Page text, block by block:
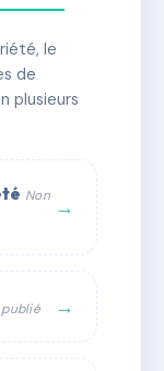
le
de
plusieurs
Non →
publié →